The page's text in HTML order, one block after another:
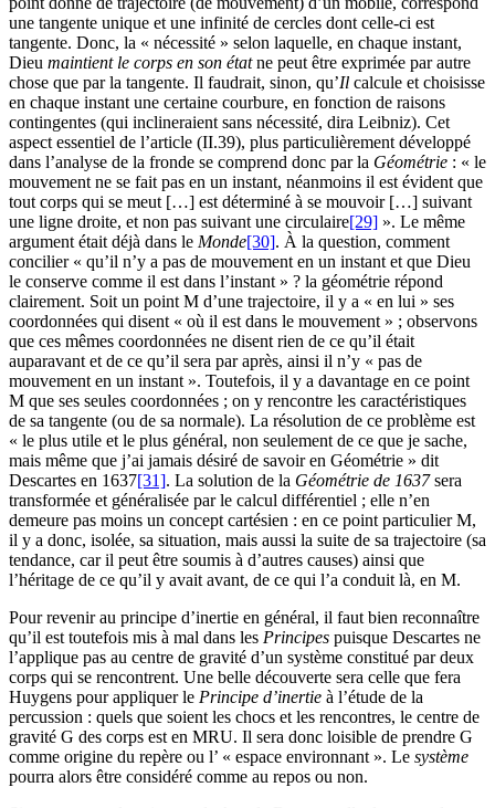
une tangente unique et une infinité de cercles dont celle-ci est
tangente. Donc, la « nécessité » selon laquelle, en chaque instant,
Dieu maintient le corps en son étatne peut être exprimée par autre
chose que par la tangente. Il faudrait, sinon, qu’Il calcule et choisisse
en chaque instant une certaine courbure, en fonction de raisons
contingentes (qui inclineraient sans nécessité, dira Leibniz). Cet
aspect essentiel de l’article (II.39), plus particulièrement développé
dans l’analyse de la fronde se comprend donc par la Géométrie : « le
mouvement ne se fait pas en un instant, néanmoins il est évident que
tout corps qui se meut […] est déterminé à se mouvoir […] suivant
une ligne droite, et non pas suivant une circulaire[29] ». Le même
argument était déjà dans le Monde[30]. À la question, comment
concilier « qu’il n’y a pas de mouvement en un instant et que Dieu
le conserve comme il est dans l’instant » ? la géométrie répond
clairement. Soit un point M d’une trajectoire, il y a « en lui » ses
coordonnées qui disent « où il est dans le mouvement » ; observons
que ces mêmes coordonnées ne disent rien de ce qu’il était
auparavant et de ce qu’il sera par après, ainsi il n’y « pas de
mouvement en un instant ». Toutefois, il y a davantage en ce point
M que ses seules coordonnées ; on y rencontre les caractéristiques
de sa tangente (ou de sa normale). La résolution de ce problème est
« le plus utile et le plus général, non seulement de ce que je sache,
mais même que j’ai jamais désiré de savoir en Géométrie » dit
Descartes en 1637[31]. La solution de la Géométrie de 1637sera
transformée et généralisée par le calcul différentiel ; elle n’en
demeure pas moins un concept cartésien : en ce point particulier M,
il y a donc, isolée, sa situation, mais aussi la suite de sa trajectoire (sa
tendance, car il peut être soumis à d’autres causes) ainsi que
l’héritage de ce qu’il y avait avant, de ce qui l’a conduit là, en M.
Pour revenir au principe d’inertie en général, il faut bien reconnaître
qu’il est toutefois mis à mal dans les Principes puisque Descartes ne
l’applique pas au centre de gravité d’un système constitué par deux
corps qui se rencontrent. Une belle découverte sera celle que fera
Huygens pour appliquer le Principe d’inertie à l’étude de la
percussion : quels que soient les chocs et les rencontres, le centre de
gravité G des corps est en MRU. Il sera donc loisible de prendre G
comme origine du repère ou l’ « espace environnant ». Le système
pourra alors être considéré comme au repos ou non.